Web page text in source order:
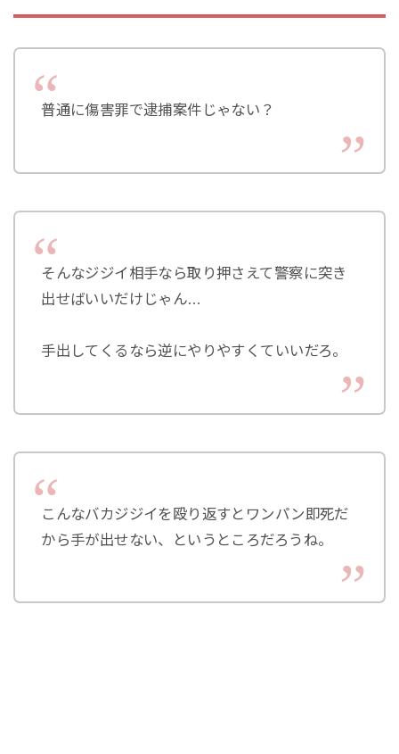
普通に傷害罪で逮捕案件じゃない？
そんなジジイ相手なら取り押さえて警察に突き
出せばいいだけじゃん…
手出してくるなら逆にやりやすくていいだろ。
こんなバカジジイを殴り返すとワンパン即死だ
から手が出せない、というところだろうね。